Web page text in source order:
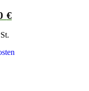
€Aktueller
55,00 €.